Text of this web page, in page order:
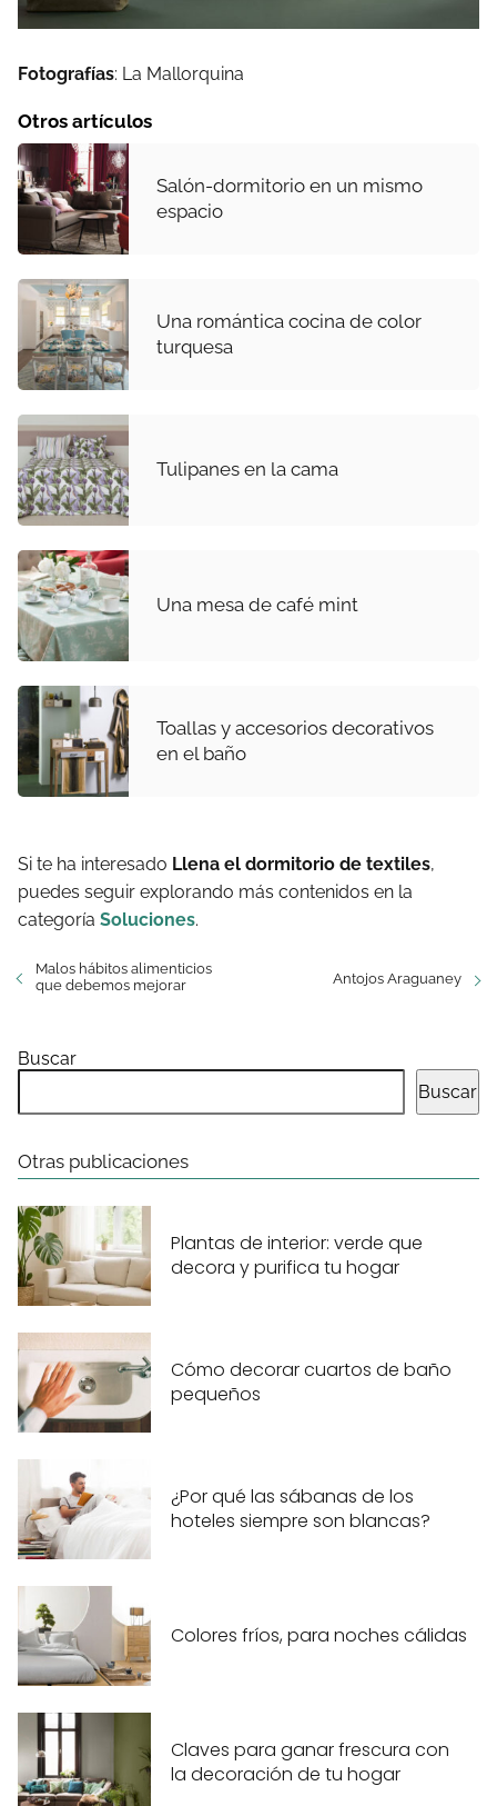
Fotografías: La Mallorquina
Otros artículos
Salón-dormitorio en un mismo
espacio
Una romántica cocina de color
turquesa
Tulipanes en la cama
Una mesa de café mint
Toallas y accesorios decorativos
en el baño
Si te ha interesado Llena el dormitorio de textiles,
puedes seguir explorando más contenidos en la
categoría Soluciones.
Malos hábitos alimenticios
que debemos mejorar
Antojos Araguaney
Buscar
Buscar
Otras publicaciones
Plantas de interior: verde que
decora y purifica tu hogar
Cómo decorar cuartos de baño
pequeños
¿Por qué las sábanas de los
hoteles siempre son blancas?
Colores fríos, para noches cálidas
Claves para ganar frescura con
la decoración de tu hogar